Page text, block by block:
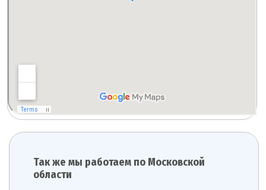
Так же мы работаем по Московской
области